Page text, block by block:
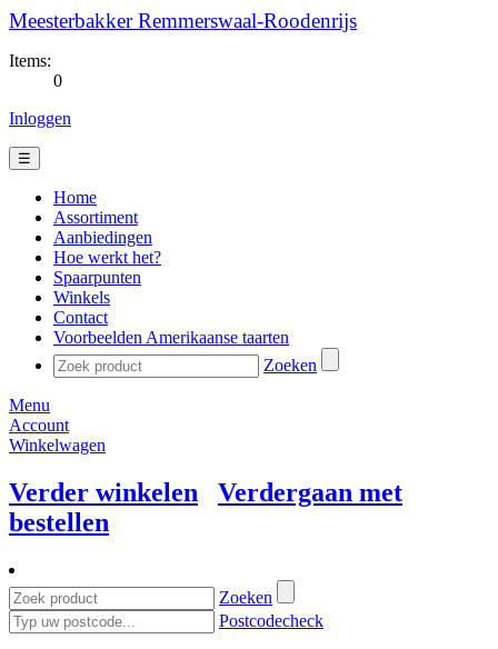
Meesterbakker Remmerswaal-Roodenrijs
Items:
0
Inloggen
☰
Home
Assortiment
Aanbiedingen
Hoe werkt het?
Spaarpunten
Winkels
Contact
Voorbeelden Amerikaanse taarten
Zoeken
Menu
Account
Winkelwagen
Verder winkelen
Verdergaan met
bestellen
Zoeken
Postcodecheck